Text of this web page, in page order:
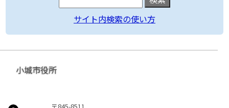
サイト内検索の使い方
小城市役所